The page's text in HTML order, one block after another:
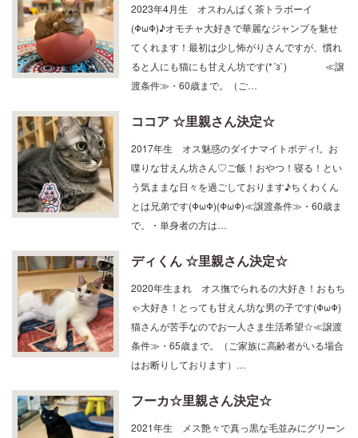
(ΦωΦ)♪オモチャ大好きで華麗なジャンプを魅せ
てくれます！最初は少し怖がりさんですが、慣れ
ると人にも猫にも甘えん坊です(*´з`) ≪譲
渡条件≫・60歳まで。（ご…
2017年生 オス魅惑のダイナマイトボディ!。お
喋りな甘えん坊さん♡ご飯！おやつ！寝る！とい
う気ままな日々を過ごしております♪ちくわくん
とは兄弟です(ΦωΦ)(ΦωΦ)≪譲渡条件≫・60歳ま
で。・単身者の方は…
2020年生まれ オス撫でられるの大好き！おもち
ゃ大好き！とっても甘えん坊な男の子です(ΦωΦ)
猫さんが苦手なのでお一人さま生活希望☆≪譲渡
条件≫・65歳まで。（ご家族に高齢者がいる場合
はお断りしております）…
2021年生 メス艶々で真っ黒な毛並みにグリーン
アイが美しいお嬢さん♡お喋りでとっても甘えん